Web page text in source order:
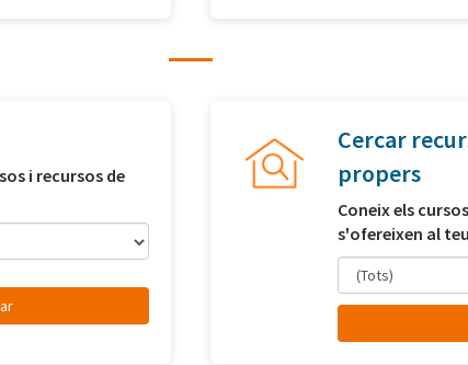
i recursos de
Cercar
propers
Coneix els
s'ofereixen al